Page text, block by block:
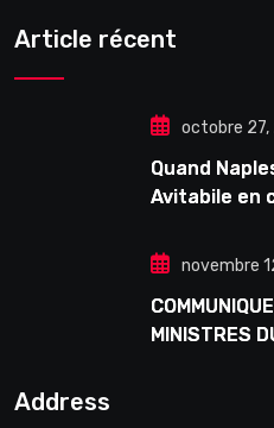
Article récent
octobre 27,
Quand
Avitabile en
novembre
MINISTRES
Address